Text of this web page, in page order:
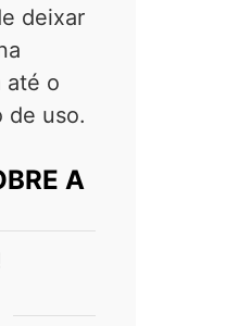
deixar
até o
de uso.
A